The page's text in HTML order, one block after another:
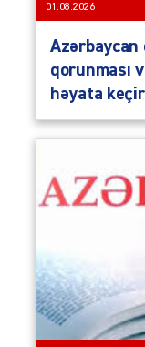
01.08.2026
qorunması
həyata